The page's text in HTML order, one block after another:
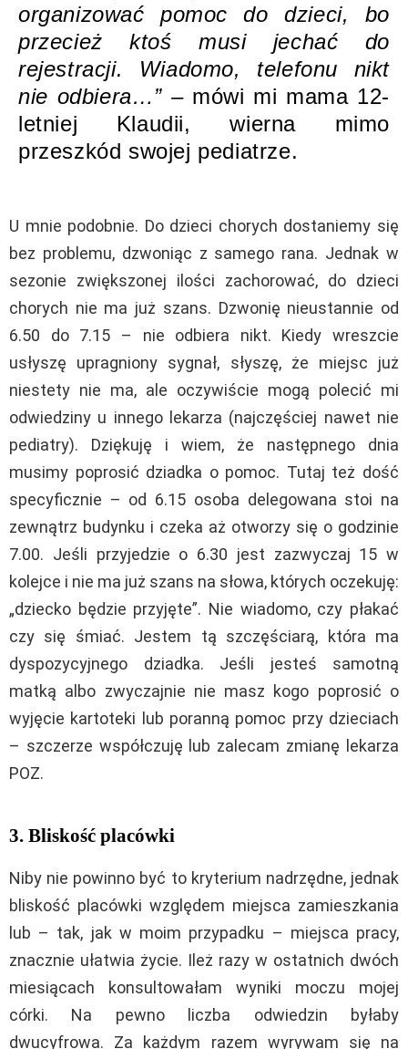
organizować pomoc do dzieci, bo
przecież ktoś musi jechać do
rejestracji. Wiadomo, telefonu nikt
nie odbiera…” – mówi mi mama 12-
letniej Klaudii, wierna mimo
przeszkód swojej pediatrze.
U mnie podobnie. Do dzieci chorych dostaniemy się
bez problemu, dzwoniąc z samego rana. Jednak w
sezonie zwiększonej ilości zachorować, do dzieci
chorych nie ma już szans. Dzwonię nieustannie od
6.50 do 7.15 – nie odbiera nikt. Kiedy wreszcie
usłyszę upragniony sygnał, słyszę, że miejsc już
niestety nie ma, ale oczywiście mogą polecić mi
odwiedziny u innego lekarza (najczęściej nawet nie
pediatry). Dziękuję i wiem, że następnego dnia
musimy poprosić dziadka o pomoc. Tutaj też dość
specyficznie – od 6.15 osoba delegowana stoi na
zewnątrz budynku i czeka aż otworzy się o godzinie
7.00. Jeśli przyjedzie o 6.30 jest zazwyczaj 15 w
kolejce i nie ma już szans na słowa, których oczekuję:
„dziecko będzie przyjęte”. Nie wiadomo, czy płakać
czy się śmiać. Jestem tą szczęściarą, która ma
dyspozycyjnego dziadka. Jeśli jesteś samotną
matką albo zwyczajnie nie masz kogo poprosić o
wyjęcie kartoteki lub poranną pomoc przy dzieciach
– szczerze współczuję lub zalecam zmianę lekarza
POZ.
3. Bliskość placówki
Niby nie powinno być to kryterium nadrzędne, jednak
bliskość placówki względem miejsca zamieszkania
lub – tak, jak w moim przypadku – miejsca pracy,
znacznie ułatwia życie. Ileż razy w ostatnich dwóch
miesiącach konsultowałam wyniki moczu mojej
córki. Na pewno liczba odwiedzin byłaby
dwucyfrowa. Za każdym razem wyrywam się na